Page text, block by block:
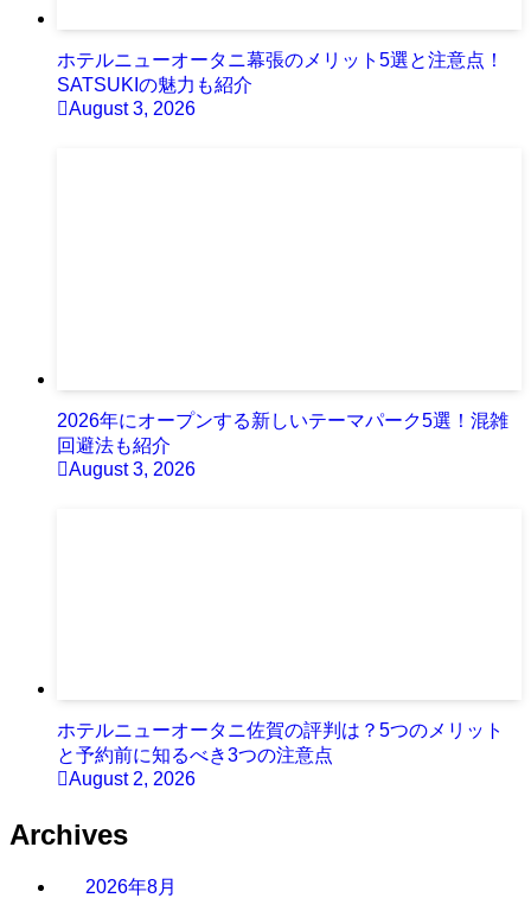
ホテルニューオータニ幕張のメリット5選と注意点！
SATSUKIの魅力も紹介
August 3, 2026
2026年にオープンする新しいテーマパーク5選！混雑
回避法も紹介
August 3, 2026
ホテルニューオータニ佐賀の評判は？5つのメリット
と予約前に知るべき3つの注意点
August 2, 2026
Archives
2026年8月